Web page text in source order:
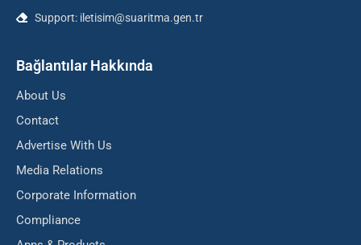
Support: iletisim@suaritma.gen.tr
Bağlantılar Hakkında
About Us
Contact
Advertise With Us
Media Relations
Corporate Information
Compliance